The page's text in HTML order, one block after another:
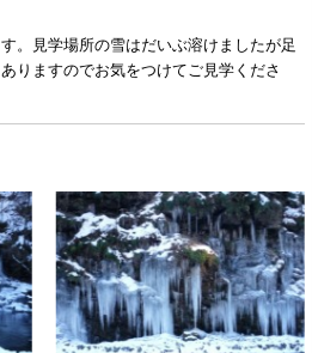
。見学場所の雪はだいぶ溶けましたが足
りますのでお気をつけてご見学くださ